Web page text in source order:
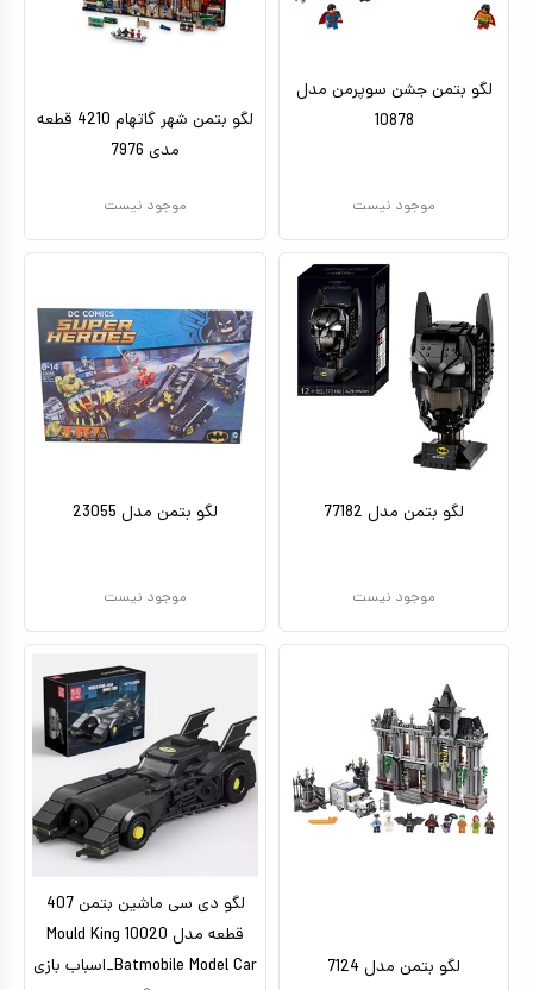
کیف و کوله پشتی
اسباب بازی مشاغل
لگو بتمن جشن سوپرمن مدل
10878
موجود نیست
لگو بتمن شهر گاتهام 4210 قطعه
مدی 7976
موجود نیست
لگو بتمن مدل 77182
موجود نیست
لگو بتمن مدل 23055
موجود نیست
لگو بتمن مدل 7124
لگو دی سی ماشین بتمن 407
قطعه مدل Mould King 10020
Batmobile Model Car_اسباب بازی